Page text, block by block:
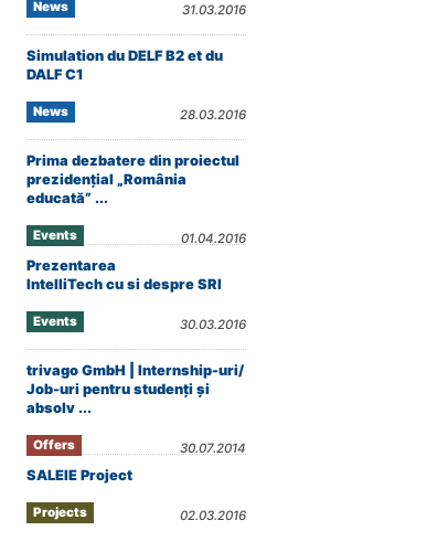
News 31.03.2016
Simulation du DELF B2 et du
DALF C1
News 28.03.2016
Prima dezbatere din proiectul
prezidenţial „România
educată” ...
Events 01.04.2016
Prezentarea
IntelliTech cu si despre SRI
Events 30.03.2016
trivago GmbH | Internship-uri/
Job-uri pentru studenți și
absolv ...
Offers 30.07.2014
SALEIE Project
Projects 02.03.2016